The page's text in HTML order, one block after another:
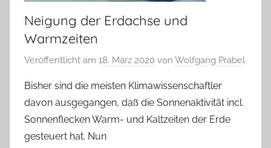
Neigung der Erdachse und
Warmzeiten
Veröffentlicht am 18. März 2020 von Wolfgang Prabel
Bisher sind die meisten Klimawissenschaftler
davon ausgegangen, daß die Sonnenaktivität incl.
Sonnenflecken Warm- und Kaltzeiten der Erde
gesteuert hat. Nun